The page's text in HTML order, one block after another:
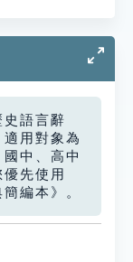
史語言辭
用對象為
中、高中
先使用
編本》。